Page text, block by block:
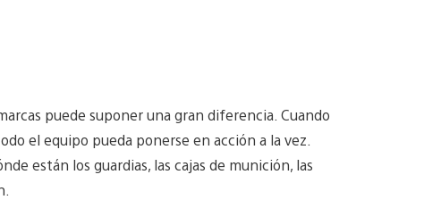
puede suponer una gran diferencia. Cuando
el equipo pueda ponerse en acción a la vez.
están los guardias, las cajas de munición, las